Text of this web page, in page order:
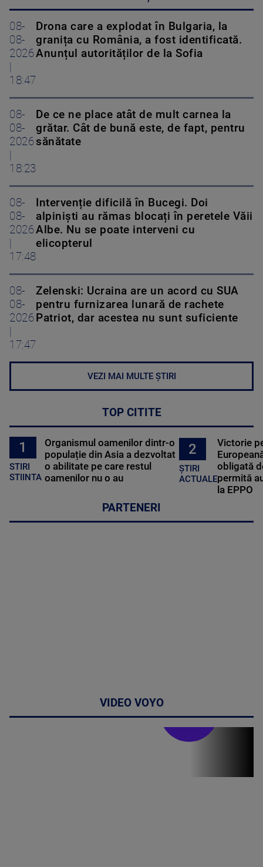
08-
08-
2026
18:47
Drona care a explodat în Bulgaria, la
granița cu România, a fost identificată.
Anunțul autorităților de la Sofia
08-
08-
2026
18:23
De ce ne place atât de mult carnea la
grătar. Cât de bună este, de fapt, pentru
sănătate
08-
08-
2026
17:48
Intervenție dificilă în Bucegi. Doi
alpiniști au rămas blocați în peretele Văii
Albe. Nu se poate interveni cu
elicopterul
08-
08-
2026
17:47
Zelenski: Ucraina are un acord cu SUA
pentru furnizarea lunară de rachete
Patriot, dar acestea nu sunt suficiente
VEZI MAI MULTE ȘTIRI
TOP CITITE
1
STIRI
STIINTA
Organismul oamenilor dintr-o
populație din Asia a dezvoltat
o abilitate pe care restul
oamenilor nu o au
2
ȘTIRI
ACTUALE
Victorie
obligată
permită
la EPPO
PARTENERI
VIDEO VOYO